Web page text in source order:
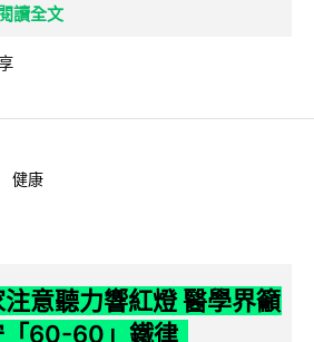
讀全文
健康
意聽力響紅燈 醫學界籲
「60-60」鐵律